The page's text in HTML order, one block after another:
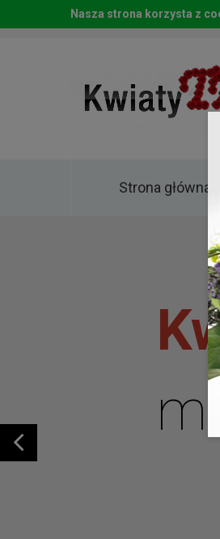
Strona główna
Nasza strona korzysta z